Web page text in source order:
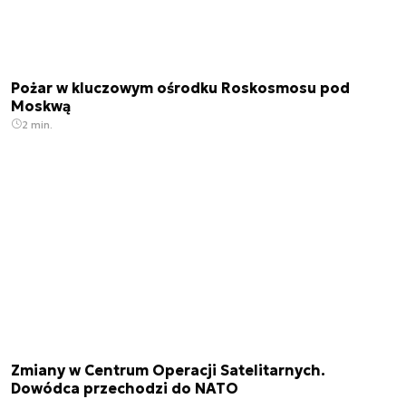
Pożar w kluczowym ośrodku Roskosmosu pod
Moskwą
2 min.
Zmiany w Centrum Operacji Satelitarnych.
Dowódca przechodzi do NATO